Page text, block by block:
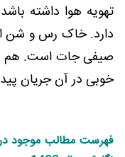
تهویه هوا داشته
دارد. خاک رس و شن
صیفی جات است. هم
خوبی در آن جریان
فهرست مطالب موجود